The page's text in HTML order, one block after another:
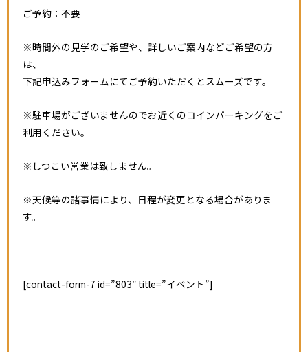
ご予約：不要
※時間外の見学のご希望や、詳しいご案内などご希望の方
は、
下記申込みフォームにてご予約いただくとスムーズです。
※駐車場がございませんのでお近くのコインパーキングをご
利用ください。
※しつこい営業は致しません。
※天候等の諸事情により、日程が変更となる場合がありま
す。
[contact-form-7 id=”803″ title=”イベント”]